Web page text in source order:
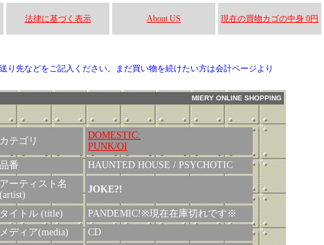
法律に基づく表示 About US 現在の買物カゴの中身 0円
先などをご記入ください。まだ買い物を続けたい方は会計ページより
MIERY ONLINE SHOPPING
カテゴリ
DOMESTIC:
PUNK/OI
品番
HAUNTED HOUSE / PSYCHOTIC
アーティスト名
(artist)
JOKE?!
タイトル (title)
PANDEMIC!※現在在庫切れです※
メディア(media)
CD